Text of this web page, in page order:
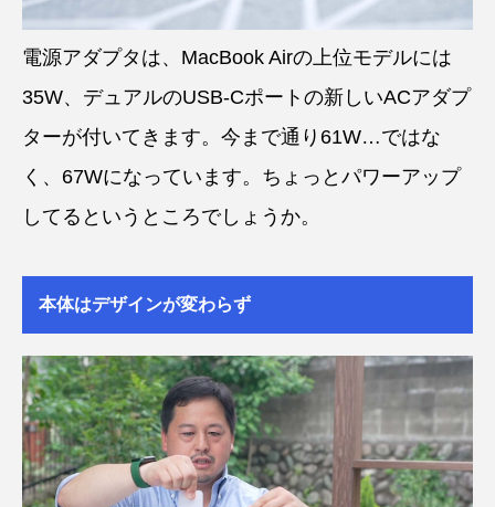
電源アダプタは、MacBook Airの上位モデルには
35W、デュアルのUSB-Cポートの新しいACアダプ
ターが付いてきます。今まで通り61W…ではな
く、67Wになっています。ちょっとパワーアップ
してるというところでしょうか。
本体はデザインが変わらず